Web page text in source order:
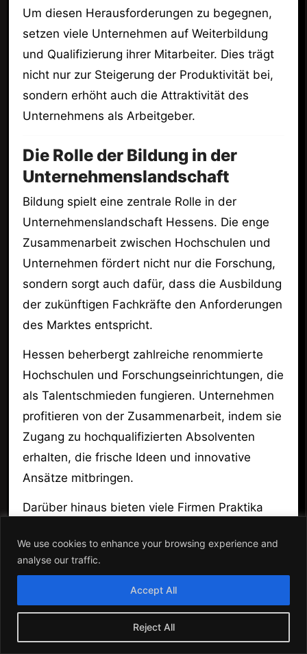
We use cookies to enhance your browsing experience and
analyse our traffic.
Reject All
Accept All
Um diesen Herausforderungen zu begegnen,
setzen viele Unternehmen auf Weiterbildung
und Qualifizierung ihrer Mitarbeiter. Dies trägt
nicht nur zur Steigerung der Produktivität bei,
sondern erhöht auch die Attraktivität des
Unternehmens als Arbeitgeber.
Die Rolle der Bildung in der
Unternehmenslandschaft
Bildung spielt eine zentrale Rolle in der
Unternehmenslandschaft Hessens. Die enge
Zusammenarbeit zwischen Hochschulen und
Unternehmen fördert nicht nur die Forschung,
sondern sorgt auch dafür, dass die Ausbildung
der zukünftigen Fachkräfte den Anforderungen
des Marktes entspricht.
Hessen beherbergt zahlreiche renommierte
Hochschulen und Forschungseinrichtungen, die
als Talentschmieden fungieren. Unternehmen
profitieren von der Zusammenarbeit, indem sie
Zugang zu hochqualifizierten Absolventen
erhalten, die frische Ideen und innovative
Ansätze mitbringen.
Darüber hinaus bieten viele Firmen Praktika
Austausch zwischen Theorie und Praxis zu
fördern. Dies erleichtert den Absolventen den
Einstieg in die Berufswelt und unterstützt die
Unternehmen bei der Rekrutierung von